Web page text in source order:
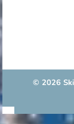
© 2026 Ski